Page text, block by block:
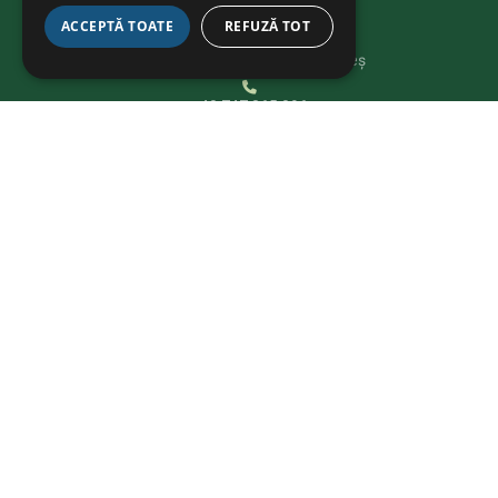
KAPCSOLAT
Str. Avram Iancu 37, Târgu Mureș
+40 747 865 096
ACCEPTĂ TOATE REFUZĂ TOT